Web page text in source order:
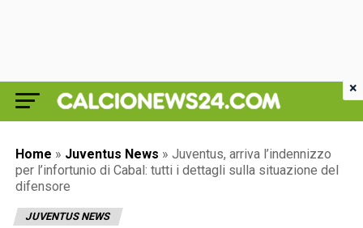
Home » Juventus News » Juventus, arriva l’indennizzo
per l’infortunio di Cabal: tutti i dettagli sulla situazione del
difensore
JUVENTUS NEWS
×